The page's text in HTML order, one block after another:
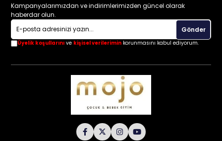
Kampanyalarımızdan ve indirimlerimizden güncel olarak
haberdar olun.
Gönder
Üyelik koşullarını ve kişisel verilerimin korunmasını kabul ediyorum.